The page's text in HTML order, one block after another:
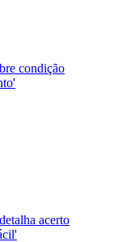
condição
acerto